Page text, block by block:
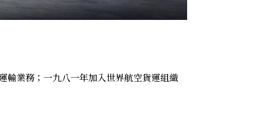
輸業務；一九八一年加入世界航空貨運組織